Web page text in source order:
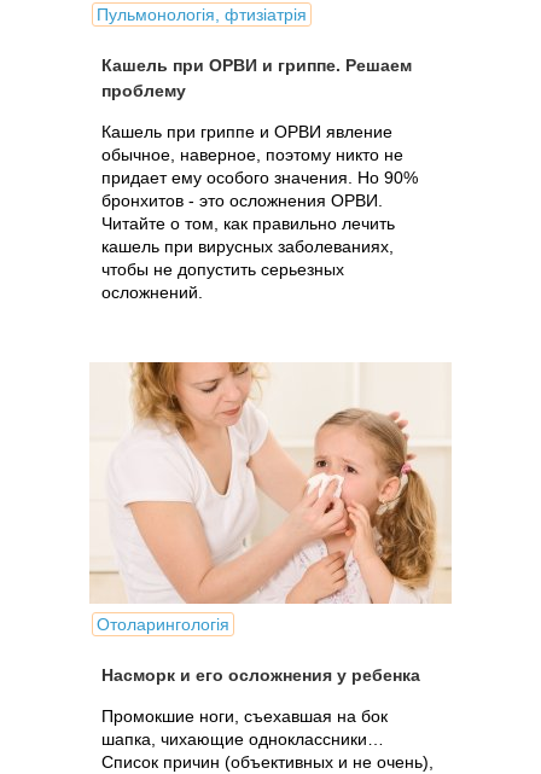
Пульмонологія, фтизіатрія
Кашель при ОРВИ и гриппе. Решаем
проблему
Кашель при гриппе и ОРВИ явление
обычное, наверное, поэтому никто не
придает ему особого значения. Но 90%
бронхитов - это осложнения ОРВИ.
Читайте о том, как правильно лечить
кашель при вирусных заболеваниях,
чтобы не допустить серьезных
осложнений.
Отоларингологія
Насморк и его осложнения у ребенка
Промокшие ноги, съехавшая на бок
шапка, чихающие одноклассники…
Список причин (объективных и не очень),